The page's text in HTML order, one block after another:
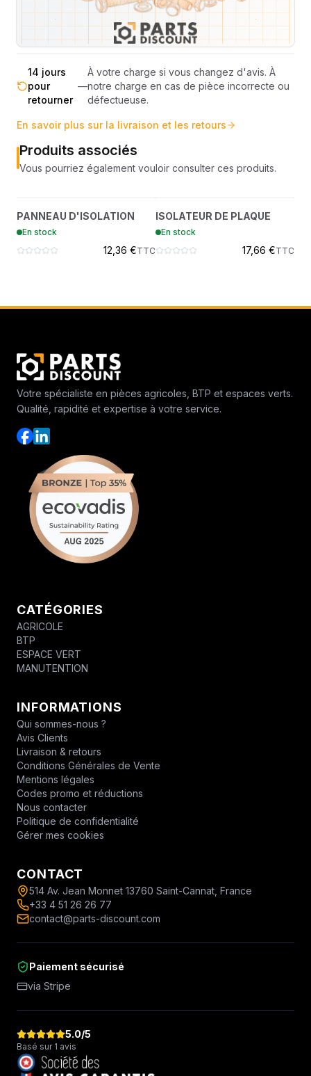
totale
Pas de surprise : le coût exact est
calculé selon le poids et le volume de
votre commande avant paiement.
14 jours
pour
retourner
—
À votre charge si vous changez d'avis. À
notre charge en cas de pièce incorrecte ou
défectueuse.
En savoir plus sur la livraison et les retours
Produits associés
Vous pourriez également vouloir consulter ces produits.
?
7474142
PANNEAU D'ISOLATION
En stock
12,36 €TTC
?
7474572
ISOLATEUR DE PLAQUE
En stock
17,66 €TTC
Votre spécialiste en pièces agricoles, BTP et espaces verts.
Qualité, rapidité et expertise à votre service.
CATÉGORIES
AGRICOLE
BTP
ESPACE VERT
MANUTENTION
INFORMATIONS
Qui sommes-nous ?
Avis Clients
Livraison & retours
Conditions Générales de Vente
Mentions légales
Codes promo et réductions
Nous contacter
Politique de confidentialité
Gérer mes cookies
CONTACT
514 Av. Jean Monnet 13760 Saint-Cannat, France
+33 4 51 26 26 77
contact@parts-discount.com
Paiement sécurisé
via Stripe
5.0/5
Basé sur 1 avis